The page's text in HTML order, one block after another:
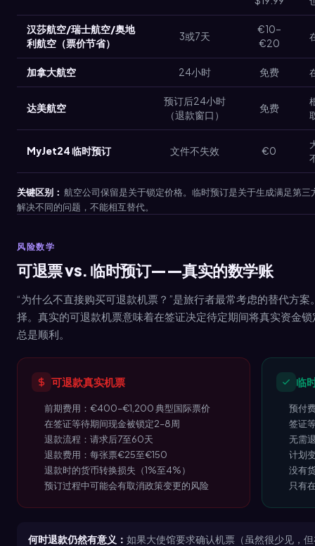
汉莎航空/瑞士航空/奥地
利航空（票价节省）
3或7天
€10–
€20
加拿大航空 24小时 免费
达美航空
预订后24小时
（退款窗口）
免费
MyJet24 临时预订 文件不失效 €0
关键区别： 航空公司保留是关于锁定价格。临时预订是关于生成满足第
解决不同的问题，不能相互替代。
风险数学
可退票 vs. 临时预订——真实的数学账
“为什么不直接购买可退款机票？”是旅行者最常考虑的替代方
择。真实的可退款机票意味着在签证决定待定期间将真实资金
总是顺利。
可退款真实机票
前期费用：€400–€1,200 典型国际票价
在签证等待期间现金被锁定2–8周
退款流程：请求后7至60天
退款费用：每张票€25至€150
退款时的货币转换损失（1%至4%）
预订过程中可能会有取消政策变更的风险
临
预付
签证
无需
计划
没有
只有
何时退款仍然有意义： 如果大使馆要求确认机票（虽然很少见，